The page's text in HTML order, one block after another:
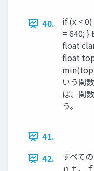
40.
if (x <
= 640; }
float
float
いう関
ば、関
う。
41.
42.
すべて